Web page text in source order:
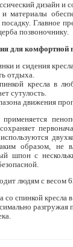
дизайн и
материалы
Главное
позвоночнику.
для комфортной
и сидения
отдыха.
кресла в
сутулость.
движения
образом, не
шпон с
людям с весом
со спинкой кресла
разгружая